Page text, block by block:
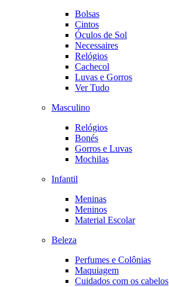
Bolsas
Cintos
Óculos de Sol
Necessaires
Relógios
Cachecol
Luvas e Gorros
Ver Tudo
Masculino
Relógios
Bonés
Gorros e Luvas
Mochilas
Infantil
Meninas
Meninos
Material Escolar
Beleza
Perfumes e Colônias
Maquiagem
Cuidados com os cabelos